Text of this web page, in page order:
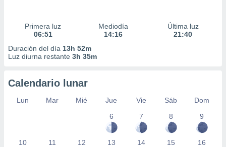
Primera luz
06:51
Mediodía
14:16
Última luz
21:40
Duración del día 13h 52m
Luz diurna restante 3h 35m
Calendario lunar
Lun Mar Mié Jue Vie Sáb
Dom
6
7 8 9
10 11 12 13 14 15 16